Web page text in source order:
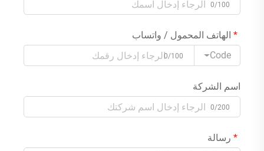
0/100
الهاتف المحمول / واتساب
Code
0/100
اسم الشركة
0/200
رسالة